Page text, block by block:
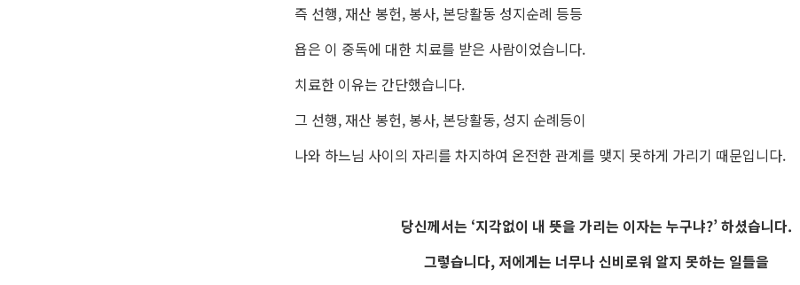
즉 선행, 재산 봉헌, 봉사, 본당활동 성지순례 등등
욥은 이 중독에 대한 치료를 받은 사람이었습니다.
치료한 이유는 간단했습니다.
그 선행, 재산 봉헌, 봉사, 본당활동, 성지 순례등이
나와 하느님 사이의 자리를 차지하여 온전한 관계를 맺지 못하게 가리기 때문입니다.
당신께서는 ‘지각없이 내 뜻을 가리는 이자는 누구냐?’ 하셨습니다.
그렇습니다, 저에게는 너무나 신비로워 알지 못하는 일들을